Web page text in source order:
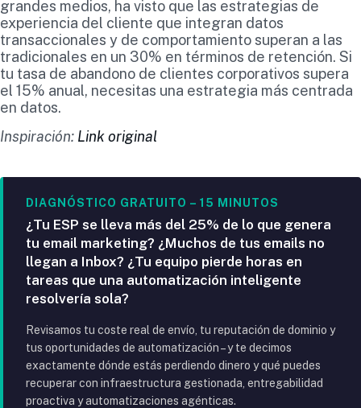
grandes medios, ha visto que las estrategias de
experiencia del cliente que integran datos
transaccionales y de comportamiento superan a las
tradicionales en un 30% en términos de retención. Si
tu tasa de abandono de clientes corporativos supera
el 15% anual, necesitas una estrategia más centrada
en datos.
Inspiración: Link original
DIAGNÓSTICO GRATUITO – 15 MINUTOS
¿Tu ESP se lleva más del 25% de lo que genera
tu email marketing? ¿Muchos de tus emails no
llegan a Inbox? ¿Tu equipo pierde horas en
tareas que una automatización inteligente
resolvería sola?
Revisamos tu coste real de envío, tu reputación de dominio y
tus oportunidades de automatización – y te decimos
exactamente dónde estás perdiendo dinero y qué puedes
recuperar con infraestructura gestionada, entregabilidad
proactiva y automatizaciones agénticas.